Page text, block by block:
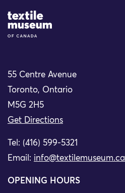
Site Logo
55 Centre Avenue
Toronto, Ontario
M5G 2H5
Get Directions
Tel: (416) 599-5321
Email: info@textilemuseum.ca
OPENING HOURS